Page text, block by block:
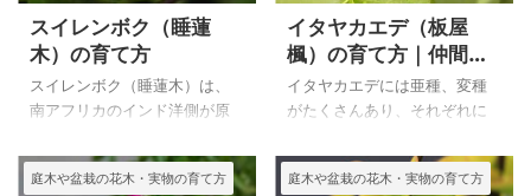
スイレンボク（睡蓮
木）の育て方
スイレンボク（睡蓮木）は、
南アフリカのインド洋側が原
冬に室内に取り込めば丈夫な
植物なので育てることが可能
イタヤカエデ（板屋
楓）の育て方｜仲間の
ハウチワカエデとミネ
カエデの特徴
イタヤカエデには亜種、変種
がたくさんあり、それぞれに
すが細かなことはわからない
ので総称名としています。 楓
庭木や盆栽の花木・実物の育て方 庭木や盆栽の花木・実物の育て方